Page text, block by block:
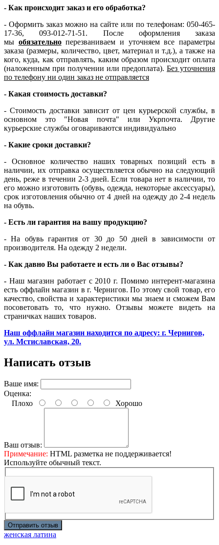
- Как происходит заказ и его обработка?
- Оформить заказ можно на сайте или по телефонам: 050-465-
17-36, 093-012-71-51. После оформления заказа
мы обязательноперезваниваем и уточняем все параметры
заказа (размеры, количество, цвет, материал и т.д.), а также на
кого, куда, как отправлять, каким образом происходит оплата
(наложенным при получении или предоплата). Без уточнения
по телефону ни один заказ не отправляется
- Какая стоимость доставки?
- Стоимость доставки зависит от цен курьерской службы, в
основном это "Новая почта" или Укрпочта. Другие
курьерские службы оговариваются индивидуально
- Какие сроки доставки?
- Основное количество наших товарных позиций есть в
наличии, их отправка осуществляется обычно на следующий
день, реже в течении 2-3 дней. Если товара нет в наличии, то
его можно изготовить (обувь, одежда, некоторые аксессуары),
срок изготовления обычно от 4 дней на одежду до 2-4 недель
на обувь.
- Есть ли гарантия на вашу продукцию?
- На обувь гарантия от 30 до 50 дней в зависимости от
производителя. На одежду 2 недели.
- Как давно Вы работаете и есть ли о Вас отзывы?
- Наш магазин работает с 2010 г. Помимо интерент-магазина
есть оффлайн магазин в г. Чернигов. По этому свой товар, его
качество, свойства и характеристики мы знаем и сможем Вам
посоветовать то, что нужно. Отзывы можете видеть на
страничках наших товаров.
Наш оффлайн магазин находится по адресу: г. Чернигов,
ул. Мстиславская, 20.
Написать отзыв
Ваше имя:
Оценка:
Плохо
Хорошо
Ваш отзыв:
Примечание: HTML разметка не поддерживается!
Используйте обычный текст.
Отправить отзыв
женская латина